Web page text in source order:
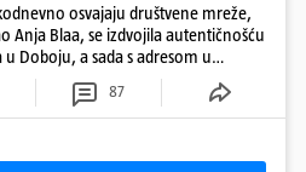
osvajaju društvene mreže,
Anja Blaa, se izdvojila autentičnošću
Doboju, a sada s adresom u
discipline i mladenačke energije
87